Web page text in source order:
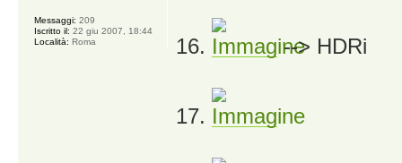
16. --> HDRi
17.
Messaggi: 209
Iscritto il: 22 giu 2007, 18:44
Località: Roma